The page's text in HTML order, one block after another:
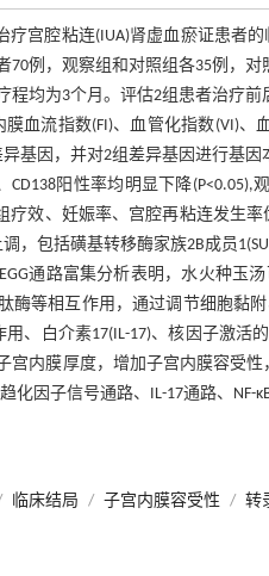
疗宫腔粘连(IUA)肾虚血瘀证患者
例，观察组和对照组各35例，
均为3个月。评估2组患者治疗
血流指数(FI)、血管化指数(VI)
基因，并对2组差异基因进行基
阳性率均明显下降(P<0.05),
疗效、妊娠率、宫腔再粘连发生
，包括磺基转移酶家族2B成员
通路富集分析表明，水火种
酶等相互作用，通过调节细胞黏
、白介素17(IL-17)、核因子激活
宫内膜厚度，增加子宫内膜容受
化因子信号通路、IL-17通路、NF-
临床结局 / 子宫内膜容受性 / 转